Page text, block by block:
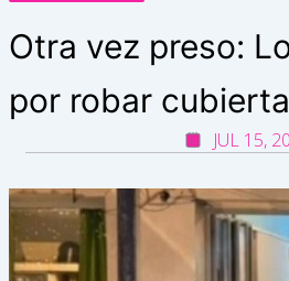
Otra vez preso:
por robar
JUL 15,